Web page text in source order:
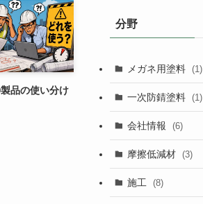
品の使い分け
分野
メガネ用塗料 (1)
一次防錆塗料 (1)
会社情報 (6)
摩擦低減材 (3)
施工 (8)